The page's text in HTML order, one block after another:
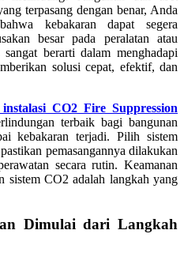
terpasang dengan benar, Anda
kebakaran dapat segera
besar pada peralatan atau
berarti dalam menghadapi
solusi cepat, efektif, dan
CO2 Fire Suppression
terbaik bagi bangunan
kebakaran terjadi. Pilih sistem
pemasangannya dilakukan
secara rutin. Keamanan
sistem CO2 adalah langkah yang
Dimulai dari Langkah